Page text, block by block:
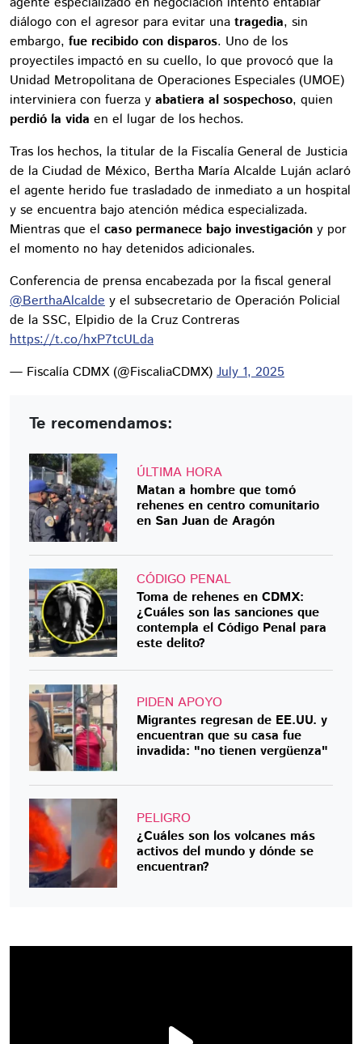
diálogo con el agresor para evitar una tragedia, sin
embargo, fue recibido con disparos. Uno de los
proyectiles impactó en su cuello, lo que provocó que la
Unidad Metropolitana de Operaciones Especiales (UMOE)
interviniera con fuerza y abatiera al sospechoso, quien
perdió la vida en el lugar de los hechos.
Tras los hechos, la titular de la Fiscalía General de Justicia
de la Ciudad de México, Bertha María Alcalde Luján aclaró
el agente herido fue trasladado de inmediato a un hospital
y se encuentra bajo atención médica especializada.
Mientras que el caso permanece bajo investigación y por
el momento no hay detenidos adicionales.
Conferencia de prensa encabezada por la fiscal general
@BerthaAlcalde y el subsecretario de Operación Policial
de la SSC, Elpidio de la Cruz Contreras
https://t.co/hxP7tcULda
— Fiscalía CDMX (@FiscaliaCDMX) July 1, 2025
Te recomendamos:
ÚLTIMA HORA
Matan a hombre que tomó
rehenes en centro comunitario
en San Juan de Aragón
CÓDIGO PENAL
Toma de rehenes en CDMX:
¿Cuáles son las sanciones que
contempla el Código Penal para
este delito?
PIDEN APOYO
Migrantes regresan de EE.UU. y
encuentran que su casa fue
invadida: "no tienen vergüenza"
PELIGRO
¿Cuáles son los volcanes más
activos del mundo y dónde se
encuentran?